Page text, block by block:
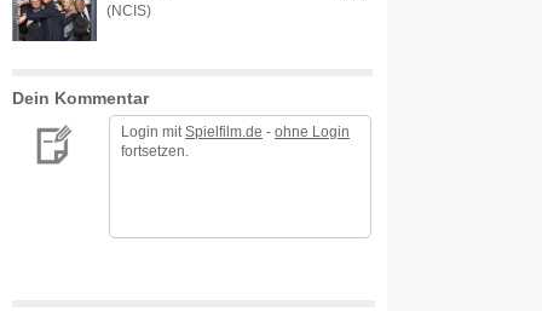
(NCIS)
Dein Kommentar
Login mit Spielfilm.de - ohne Login
fortsetzen.